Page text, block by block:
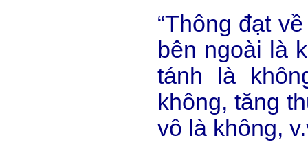
“Thông đạt
bên ngoài là
tánh là
không, tăng
vô là không,